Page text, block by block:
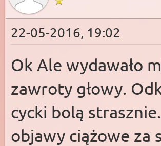
22-05-2016, 19:02
Ok Ale wydawało
zawroty głowy.
cycki bolą
objawy ciążowe za